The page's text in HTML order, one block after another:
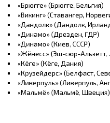
«Брюгге» (Брюгге, Бельгия)
«Викинг» (Ставангер,
«Дандолк» (Дандолк,
«Динамо» (Дрезден, ГДР)
«Динамо» (Киев, СССР)
«Жёнесс» (Эш-сюр-Альзетт,
«Кёге» (Кёге, Дания)
«Крузейдерс» (Белфаст,
«Ливерпуль» (Ливерпуль,
«Мальмё» (Мальмё, Швеция)